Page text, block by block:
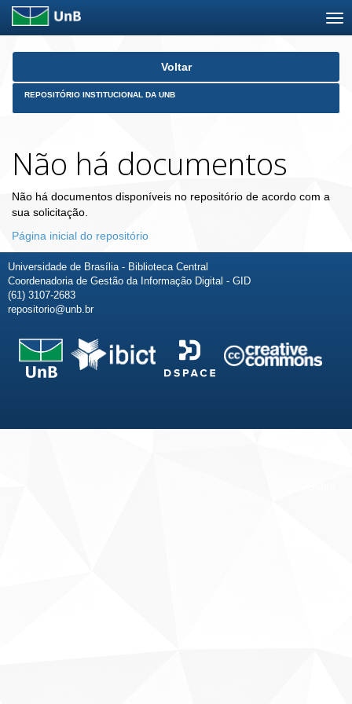
Skip
Voltar
REPOSITÓRIO INSTITUCIONAL DA UNB
Não há documentos
Não há documentos disponíveis no repositório de acordo com a
sua solicitação.
Página inicial do repositório
Universidade de Brasília - Biblioteca Central
Coordenadoria de Gestão da Informação Digital - GID
(61) 3107-2683
repositorio@unb.br